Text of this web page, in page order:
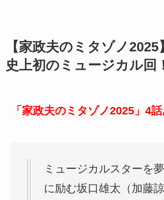
【家政夫のミタゾノ2025
史上初のミュージカル回
「家政夫のミタゾノ2025」4
ミュージカルスターを
に励む坂口雄太（加藤